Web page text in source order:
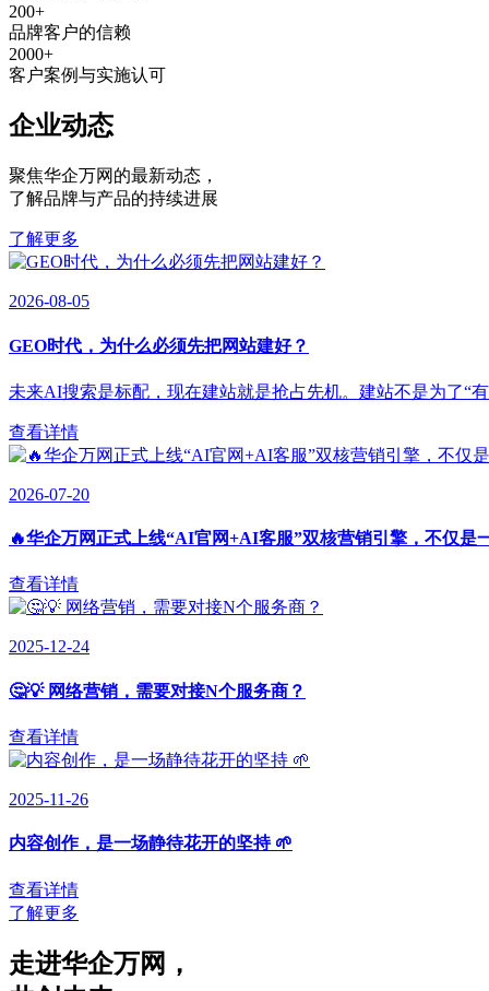
200+
品牌客户的信赖
2000+
客户案例与实施认可
企业动态
聚焦华企万网的最新动态 ，
了解品牌与产品的持续进展
了解更多
2026-08-05
GEO时代，为什么必须先把网站建好？
未来AI搜索是标配，现在建站就是抢占先机。建站不是为了“
查看详情
2026-07-20
🔥华企万网正式上线“AI官网+AI客服”双核营销引擎，不仅是
查看详情
2025-12-24
🤔💡 网络营销，需要对接N个服务商？
查看详情
2025-11-26
内容创作，是一场静待花开的坚持 🌱
查看详情
了解更多
走进华企万网 ，